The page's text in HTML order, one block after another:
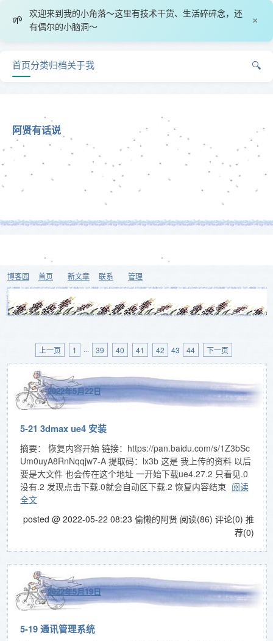
🌱
欢迎来到我的小角落～这里有技术干货、生活碎碎念，还
有偶尔的小脑洞～
×
首页 分类归档关于我 🔍
阿贤有话说
博客园 首页 新文章 联系 管理
上一页 1 ··· 39 40 41 42 43 44 下一页
2022年5月22日
5-21 3dmax ue4 安装
摘要： 恢复内容开始 链接：https://pan.baidu.com/s/1Z3bSc
Um0uyA8RnNqqjw7-A 提取码：lx3b 这是 我上传的资料 以后
要是大文件 也会传在这个地址 一开始下载ue4.27.2 只看见.0
没有.2 发现点击下载.0就会自动区下载.2 恢复内容结束 阅读
全文
posted @ 2022-05-22 08:23 偷懒的阿贤 阅读(86) 评论(0) 推
荐(0)
2022年5月19日
5-19 通讯管理系统